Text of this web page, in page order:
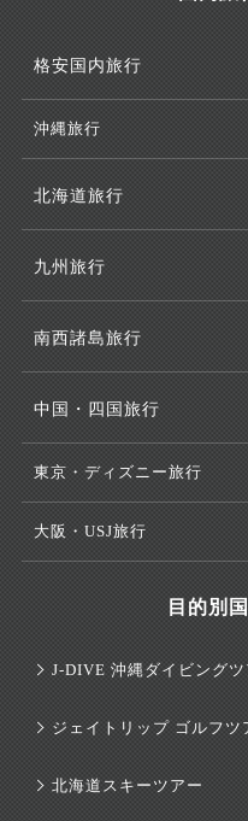
格安国内旅行
沖縄旅行
北海道旅行
九州旅行
南西諸島旅行
中国・四国旅行
東京・ディズニー旅行
大阪・USJ旅行
目的別
J-DIVE 沖縄ダイビングツ
ジェイトリップ ゴルフツ
北海道スキーツアー